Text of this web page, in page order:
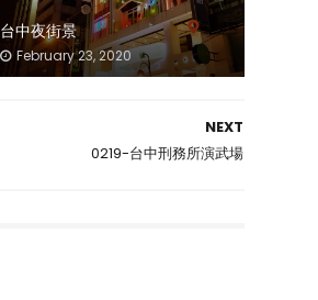
台中夜街景
February 23, 2020
NEXT
0219-台中刑務所演武場